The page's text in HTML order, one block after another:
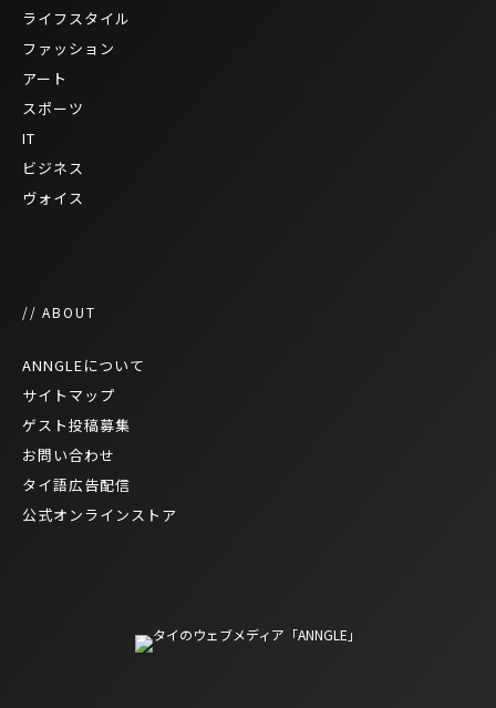
ライフスタイル
ファッション
アート
スポーツ
IT
ビジネス
ヴォイス
// ABOUT
ANNGLEについて
サイトマップ
ゲスト投稿募集
お問い合わせ
タイ語広告配信
公式オンラインストア